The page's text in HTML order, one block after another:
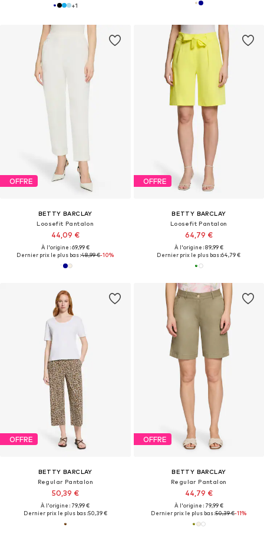
+1
OFFRE
BETTY BARCLAY
Loosefit Pantalon
44,09 €
À l'origine : 69,99 €
Dernier prix le plus bas :48,99 €-10%
OFFRE
BETTY BARCLAY
Loosefit Pantalon
64,79 €
À l'origine : 89,99 €
Dernier prix le plus bas :64,79 €
OFFRE
BETTY BARCLAY
Regular Pantalon
50,39 €
À l'origine : 79,99 €
Dernier prix le plus bas :50,39 €
OFFRE
BETTY BARCLAY
Regular Pantalon
44,79 €
À l'origine : 79,99 €
Dernier prix le plus bas :50,39 €-11%